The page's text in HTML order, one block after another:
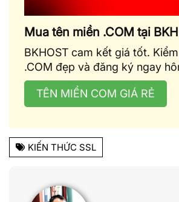
Mua tên miền .COM tại
BKHOST cam kết giá tốt.
.COM đẹp và đăng ký ngay
TÊN MIỀN COM GIÁ RẺ
KIẾN THỨC SSL